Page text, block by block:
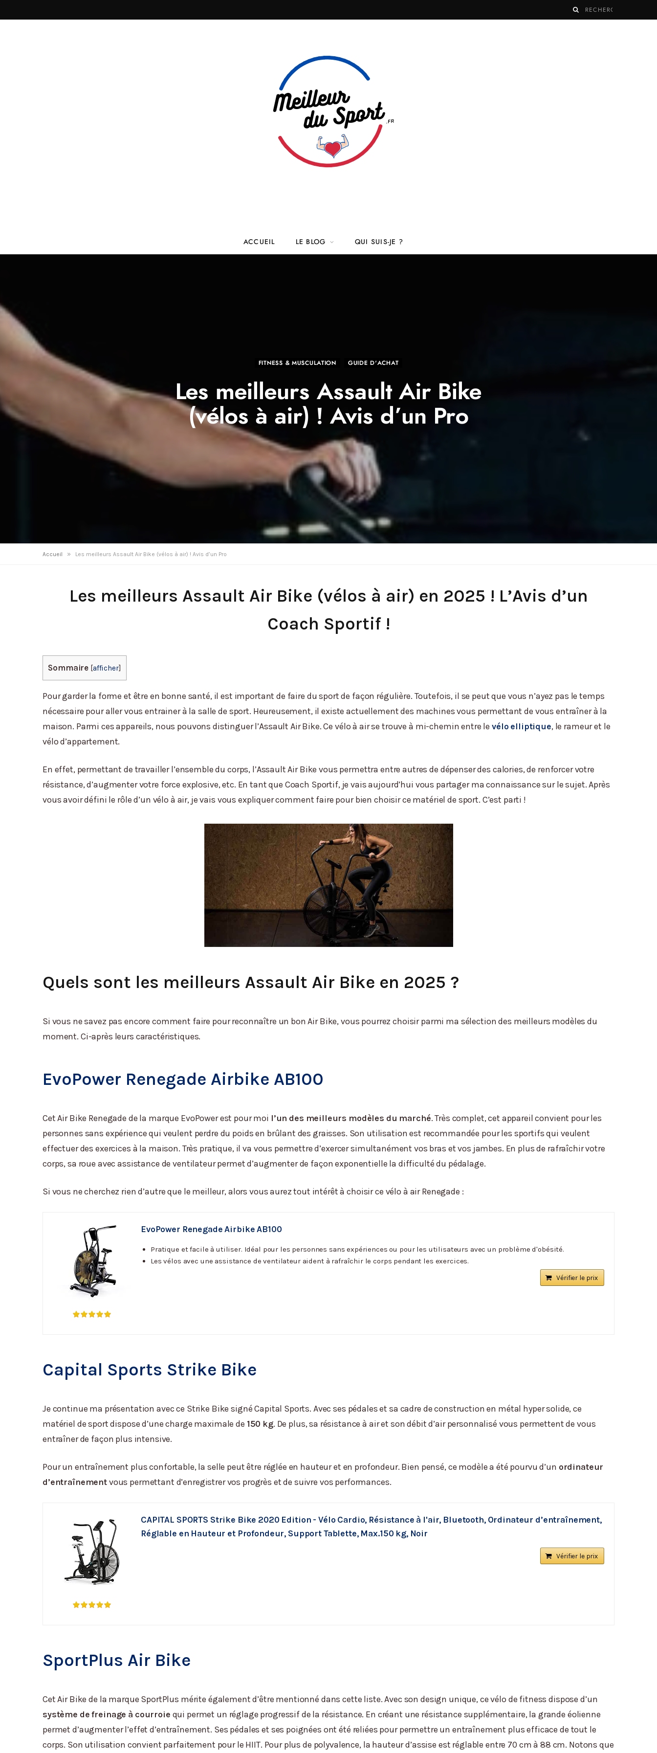
ACCUEIL LE BLOG QUI SUIS-JE ?
FITNESS & MUSCULATION GUIDE D'ACHAT
Les meilleurs Assault Air Bike
(vélos à air) ! Avis d’un Pro
Accueil » Les meilleurs Assault Air Bike (vélos à air) ! Avis d’un Pro
Les meilleurs Assault Air Bike (vélos à air) en 2025 ! L’Avis d’un
Coach Sportif !
Sommaire [afficher]
Pour garder la forme et être en bonne santé, il est important de faire du sport de façon régulière. Toutefois, il se peut que vous n’ayez pas le temps
nécessaire pour aller vous entrainer à la salle de sport. Heureusement, il existe actuellement des machines vous permettant de vous entraîner à la
maison. Parmi ces appareils, nous pouvons distinguer l’Assault Air Bike. Ce vélo à air se trouve à mi-chemin entre levélo elliptique, le rameur et le
vélo d’appartement.
En effet, permettant de travailler l’ensemble du corps, l’Assault Air Bike vous permettra entre autres de dépenser des calories, de renforcer votre
résistance, d’augmenter votre force explosive, etc. En tant que Coach Sportif, je vais aujourd’hui vous partager ma connaissance sur le sujet. Après
vous avoir défini le rôle d’un vélo à air, je vais vous expliquer comment faire pour bien choisir ce matériel de sport. C’est parti !
Quels sont les meilleurs Assault Air Bike en 2025 ?
Si vous ne savez pas encore comment faire pour reconnaître un bon Air Bike, vous pourrez choisir parmi ma sélection des meilleurs modèles du
moment. Ci-après leurs caractéristiques.
EvoPower Renegade Airbike AB100
Cet Air Bike Renegade de la marque EvoPower est pour moi l’un des meilleurs modèles du marché. Très complet, cet appareil convient pour les
personnes sans expérience qui veulent perdre du poids en brûlant des graisses. Son utilisation est recommandée pour les sportifs qui veulent
effectuer des exercices à la maison. Très pratique, il va vous permettre d’exercer simultanément vos bras et vos jambes. En plus de rafraîchir votre
corps, sa roue avec assistance de ventilateur permet d’augmenter de façon exponentielle la difficulté du pédalage.
Si vous ne cherchez rien d’autre que le meilleur, alors vous aurez tout intérêt à choisir ce vélo à air Renegade :
EvoPower Renegade Airbike AB100
Pratique et facile à utiliser. Idéal pour les personnes sans expériences ou pour les utilisateurs avec un problème d'obésité.
Les vélos avec une assistance de ventilateur aident à rafraîchir le corps pendant les exercices.
Vérifier le prix
Capital Sports Strike Bike
Je continue ma présentation avec ce Strike Bike signé Capital Sports. Avec ses pédales et sa cadre de construction en métal hyper solide, ce
matériel de sport dispose d’une charge maximale de 150 kg. De plus, sa résistance à air et son débit d’air personnalisé vous permettent de vous
entraîner de façon plus intensive.
Pour un entraînement plus confortable, la selle peut être réglée en hauteur et en profondeur. Bien pensé, ce modèle a été pourvu d’un ordinateur
d’entraînementvous permettant d’enregistrer vos progrès et de suivre vos performances.
CAPITAL SPORTS Strike Bike 2020 Edition - Vélo Cardio, Résistance à l'air, Bluetooth, Ordinateur d’entraînement,
Réglable en Hauteur et Profondeur, Support Tablette, Max.150 kg, Noir
Vérifier le prix
SportPlus Air Bike
Cet Air Bike de la marque SportPlus mérite également d’être mentionné dans cette liste. Avec son design unique, ce vélo de fitness dispose d’un
système de freinage à courroie qui permet un réglage progressif de la résistance. En créant une résistance supplémentaire, la grande éolienne
permet d’augmenter l’effet d’entraînement. Ses pédales et ses poignées ont été reliées pour permettre un entraînement plus efficace de tout le
corps. Son utilisation convient parfaitement pour le HIIT. Pour plus de polyvalence, la hauteur d’assise est réglable entre 70 cm à 88 cm. Notons que